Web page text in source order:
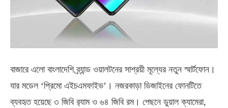
বাজারে এলো বাংলাদেশি ব্র্যান্ড ওয়ালটনের সাশ্রয়ী মূল্যের নতুন স্মার্টফোন।
যার মডেল ‘প্রিমো এইচএমফাইভ’। নজরকাড়া ডিজাইনের ফোনটিতে
ব্যবহৃত হয়েছে ৩ জিবি র‌্যাম ও ৬৪ জিবি রম। পেছনে ডুয়াল ক্যামেরা,